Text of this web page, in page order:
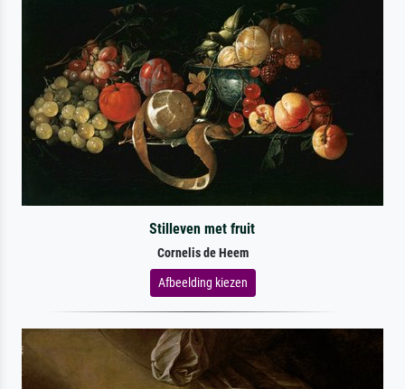
Stilleven met fruit
Cornelis de Heem
Afbeelding kiezen